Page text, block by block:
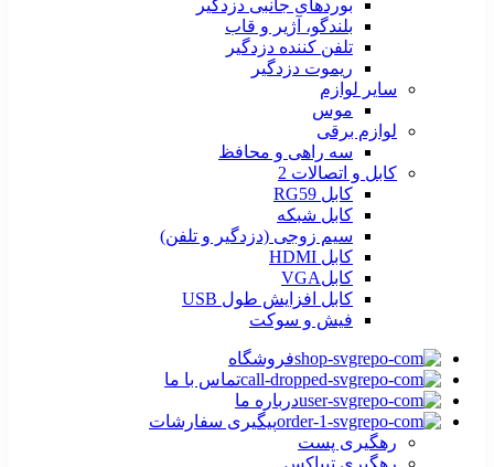
بوردهای جانبی دزدگیر
بلندگو، آژیر و قاب
تلفن کننده دزدگیر
ریموت دزدگیر
سایر لوازم
موس
لوازم برقی
سه راهی و محافظ
کابل و اتصالات 2
کابل RG59
کابل شبکه
سیم زوجی (دزدگیر و تلفن)
کابل HDMI
کابلVGA
کابل افزایش طول USB
فیش و سوکت
فروشگاه
تماس با ما
درباره ما
پیگیری سفارشات
رهگیری پست